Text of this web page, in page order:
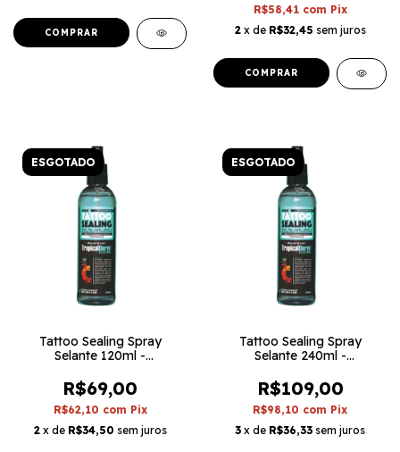
R$58,41 com Pix
2 x de R$32,45 sem juros
ESGOTADO
Tattoo Sealing Spray
Selante 120ml -
R$69,00
R$62,10 com Pix
2 x de R$34,50 sem juros
ESGOTADO
Tattoo Sealing Spray
Selante 240ml -
R$109,00
R$98,10 com Pix
3 x de R$36,33 sem juros